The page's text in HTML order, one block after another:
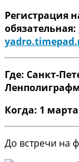
Регистрация
обязательная:
Где: Санкт-
Когда: 1 марта
До встречи на